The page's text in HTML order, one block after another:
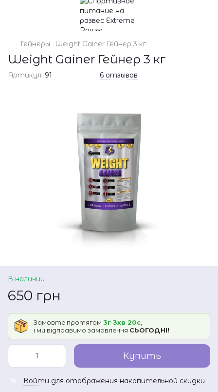
Гейнеры Weight Gainer Гейнер 3 кг
Weight Gainer Гейнер 3 кг
Артикул: 91 6 отзывов
В наличии
650 грн
Замовте протягом 3г 3хв 20с
і ми відправимо замовлення СЬОГОДНІ!
Купить
Войти для отображения накопительной скидки